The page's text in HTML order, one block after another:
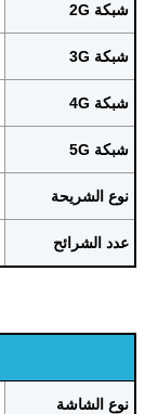
شبكة 2G
شبكة 3G
شبكة 4G
شبكة 5G
نوع الشريحة
عدد الشرائح
نوع الشاشة